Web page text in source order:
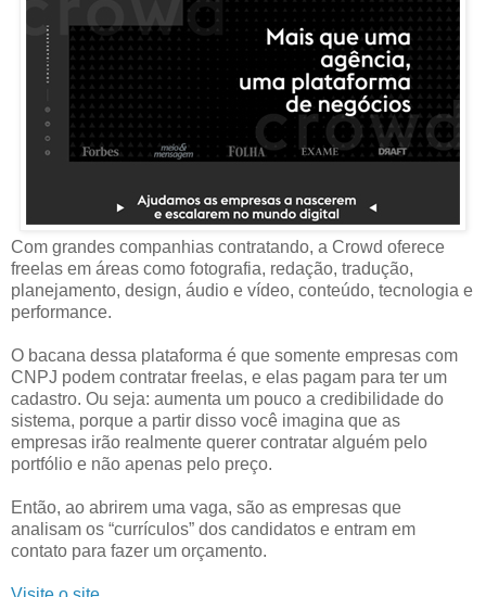
Com grandes companhias contratando, a Crowd oferece
freelas em áreas como fotografia, redação, tradução,
planejamento, design, áudio e vídeo, conteúdo, tecnologia e
performance.
O bacana dessa plataforma é que somente empresas com
CNPJ podem contratar freelas, e elas pagam para ter um
cadastro. Ou seja: aumenta um pouco a credibilidade do
sistema, porque a partir disso você imagina que as
empresas irão realmente querer contratar alguém pelo
portfólio e não apenas pelo preço.
Então, ao abrirem uma vaga, são as empresas que
analisam os “currículos” dos candidatos e entram em
contato para fazer um orçamento.